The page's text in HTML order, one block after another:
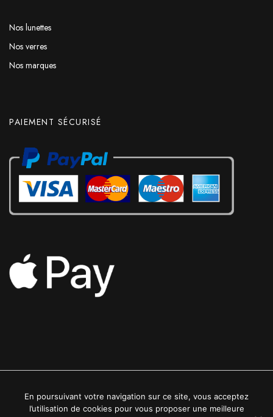
Nos lunettes
Nos verres
Nos marques
PAIEMENT SÉCURISÉ
2022 © Luxe24kt | Tous droits réservés
En poursuivant votre navigation sur ce site, vous acceptez
l’utilisation de cookies pour vous proposer une meilleure